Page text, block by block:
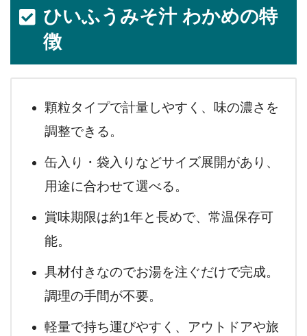
ひいふうみそ汁 わかめの特
徴
顆粒タイプで計量しやすく、味の濃さを
調整できる。
缶入り・袋入りなどサイズ展開があり、
用途に合わせて選べる。
賞味期限は約1年と長めで、常温保存可
能。
具材付きなのでお湯を注ぐだけで完成。
調理の手間が不要。
軽量で持ち運びやすく、アウトドアや旅